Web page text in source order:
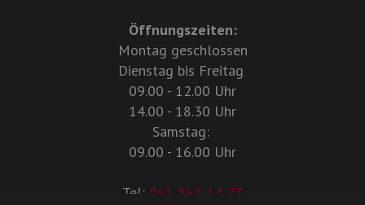
Öffnungszeiten:
Montag geschlossen
Dienstag bis Freitag
09.00 - 12.00 Uhr
14.00 - 18.30 Uhr
Samstag:
09.00 - 16.00 Uhr
Tel: 061 861 14 27